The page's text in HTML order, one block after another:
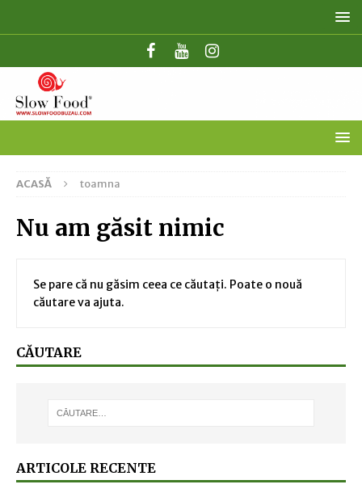
ACASĂ toamna
Nu am găsit nimic
Se pare că nu găsim ceea ce căutați. Poate o nouă
căutare va ajuta.
CĂUTARE
ARTICOLE RECENTE